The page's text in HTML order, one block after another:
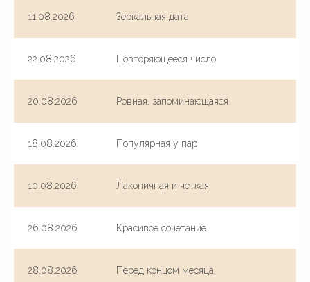
11.08.2026 Зеркальная дата
22.08.2026 Повторяющееся число
20.08.2026 Ровная, запоминающаяся
18.08.2026 Популярная у пар
10.08.2026 Лаконичная и четкая
26.08.2026 Красивое сочетание
28.08.2026 Перед концом месяца